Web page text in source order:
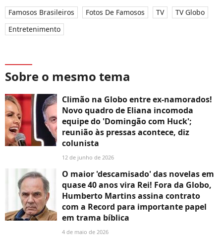
Famosos Brasileiros Fotos De Famosos TV
TV Globo
Entretenimento
Sobre o mesmo tema
Climão na Globo entre ex-namorados!
Novo quadro de Eliana incomoda
equipe do 'Domingão com Huck';
reunião às pressas acontece, diz
colunista
12 de junho de 2026
O maior 'descamisado' das novelas em
quase 40 anos vira Rei! Fora da Globo,
Humberto Martins assina contrato
com a Record para importante papel
em trama bíblica
4 de maio de 2026